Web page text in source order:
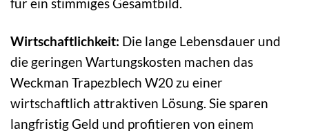
für ein stimmiges Gesamtbild.
Wirtschaftlichkeit: Die lange Lebensdauer und
die geringen Wartungskosten machen das
Weckman Trapezblech W20 zu einer
wirtschaftlich attraktiven Lösung. Sie sparen
langfristig Geld und profitieren von einem